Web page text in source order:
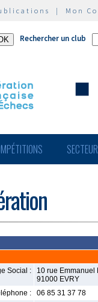
| Mon
Rechercher un club
Social :
10 rue Emmanuel
91000 EVRY
:
06 85 31 37 78